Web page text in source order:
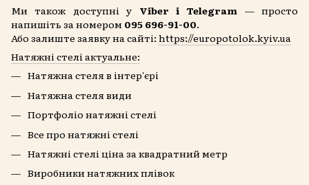
Ми також доступні у Viber і Telegram — просто
напишіть за номером 095 696-91-00.
Або залиште заявку на сайті: https://europotolok.kyiv.ua
Натяжні стелі актуальне:
Натяжна стеля в інтер'єрі
Натяжна стеля види
Портфоліо натяжні стелі
Все про натяжні стелі
Натяжні стелі ціна за квадратний метр
Виробники натяжних плівок